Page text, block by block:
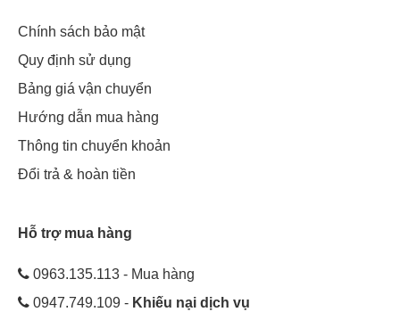
Chính sách bảo mật
Quy định sử dụng
Bảng giá vận chuyển
Hướng dẫn mua hàng
Thông tin chuyển khoản
Đổi trả & hoàn tiền
Hỗ trợ mua hàng
0963.135.113 - Mua hàng
0947.749.109 - Khiếu nại dịch vụ